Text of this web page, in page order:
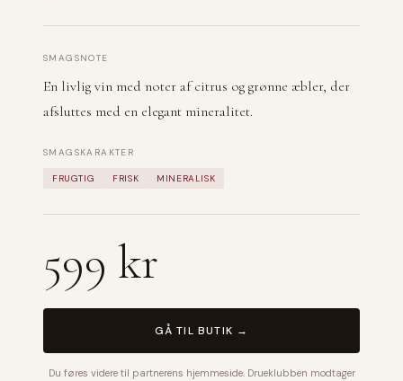
SMAGSNOTE
En livlig vin med noter af citrus og grønne æbler, der
afsluttes med en elegant mineralitet.
SMAGSKARAKTER
FRUGTIG FRISK MINERALISK
599 kr
GÅ TIL BUTIK →
Du føres videre til partnerens hjemmeside. Drueklubben modtager